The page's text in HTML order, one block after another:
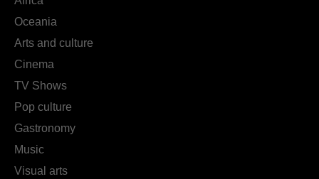
Oceania
Arts and culture
Cinema
TV Shows
Pop culture
Gastronomy
Music
Visual arts